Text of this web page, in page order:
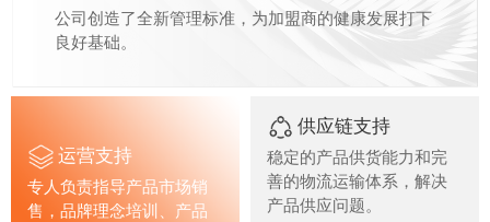
公司创造了全新管理标准，为加盟商的健康发展打下
良好基础。
运营支持
专人负责指导产品市场销
售，品牌理念培训、产品
供应链支持
稳定的产品供货能力和完
善的物流运输体系，解决
产品供应问题。